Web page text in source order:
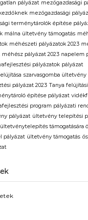
pályázat mezőgazdasági
mezőgazdasági
terménytárolók építése
málna ültetvény támogatás
méhészeti pályázatok 2023
méhész pályázat 2023 napelem
pályázatok pályázat
szarvasgomba ültetvény
pályázat 2023 Tanya
építése pályázat
program pályázati
pályázat ültetvény telepítési
ültetvénytelepítés támogatására
pályázat ültetvény támogatás